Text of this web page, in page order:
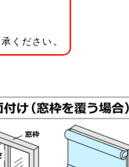
ください。